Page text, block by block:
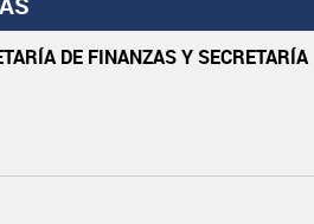
DE FINANZAS Y SECRETARÍA